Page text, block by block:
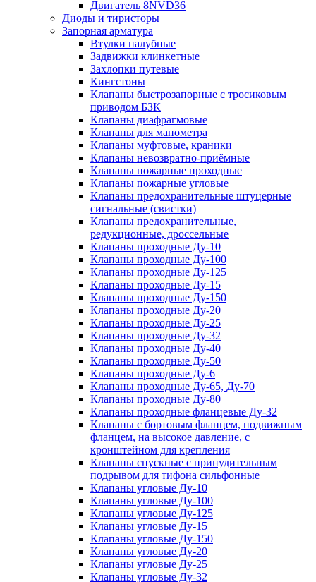
Двигатель 8NVD36
Диоды и тиристоры
Запорная арматура
Втулки палубные
Задвижки клинкетные
Захлопки путевые
Кингстоны
Клапаны быстрозапорные с тросиковым
приводом БЗК
Клапаны диафрагмовые
Клапаны для манометра
Клапаны муфтовые, краники
Клапаны невозвратно-приёмные
Клапаны пожарные проходные
Клапаны пожарные угловые
Клапаны предохранительные штуцерные
сигнальные (свистки)
Клапаны предохранительные,
редукционные, дроссельные
Клапаны проходные Ду-10
Клапаны проходные Ду-100
Клапаны проходные Ду-125
Клапаны проходные Ду-15
Клапаны проходные Ду-150
Клапаны проходные Ду-20
Клапаны проходные Ду-25
Клапаны проходные Ду-32
Клапаны проходные Ду-40
Клапаны проходные Ду-50
Клапаны проходные Ду-6
Клапаны проходные Ду-65, Ду-70
Клапаны проходные Ду-80
Клапаны проходные фланцевые Ду-32
Клапаны с бортовым фланцем, подвижным
фланцем, на высокое давление, с
кронштейном для крепления
Клапаны спускные с принудительным
подрывом для тифона сильфонные
Клапаны угловые Ду-10
Клапаны угловые Ду-100
Клапаны угловые Ду-125
Клапаны угловые Ду-15
Клапаны угловые Ду-150
Клапаны угловые Ду-20
Клапаны угловые Ду-25
Клапаны угловые Ду-32